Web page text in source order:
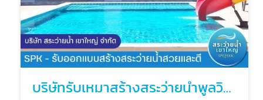
บริษัทรับเหมาสร้างสระว่ายน้ำพูลวิลล่าเขาใหญ่